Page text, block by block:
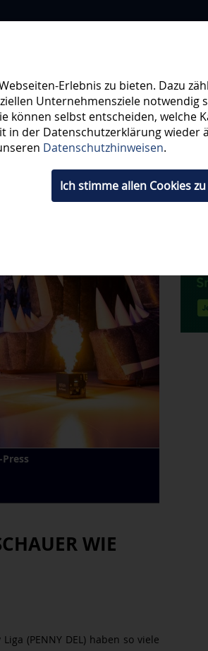
WIR
SHOP FANS
WIE
(PENNY DEL) haben so viele
Erlebnis zu bieten. Dazu
Unternehmensziele notwendig
können selbst entscheiden, welche
in der Datenschutzerklärung wieder
Datenschutzhinweisen.
Ich stimme allen Cookies zu